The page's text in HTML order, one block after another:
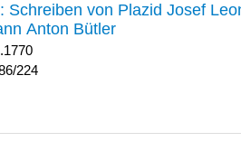
224 : Schreiben von Plazid Josef
Anton Bütler
224